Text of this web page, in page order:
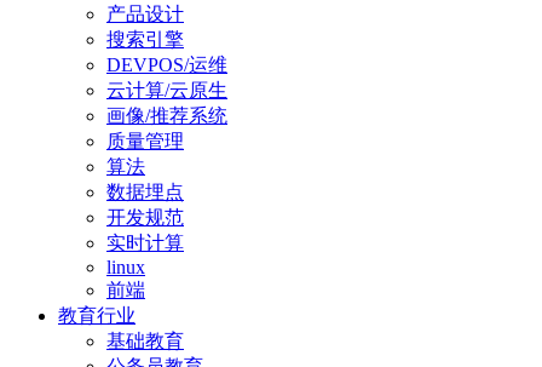
产品设计
搜索引擎
DEVPOS/运维
云计算/云原生
画像/推荐系统
质量管理
算法
数据埋点
开发规范
实时计算
linux
前端
教育行业
基础教育